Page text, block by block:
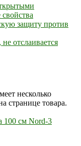
защиту против
отслаивается
несколько
странице товара.